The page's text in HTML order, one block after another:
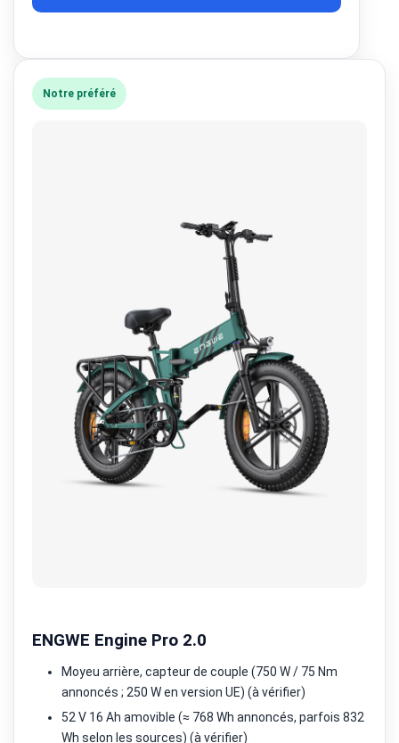
Notre préféré
ENGWE Engine Pro 2.0
Moyeu arrière, capteur de couple (750 W / 75 Nm
annoncés ; 250 W en version UE) (à vérifier)
52 V 16 Ah amovible (≈ 768 Wh annoncés, parfois 832
Wh selon les sources) (à vérifier)